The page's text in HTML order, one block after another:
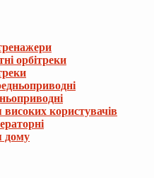
орбітреки
користувачів
дому